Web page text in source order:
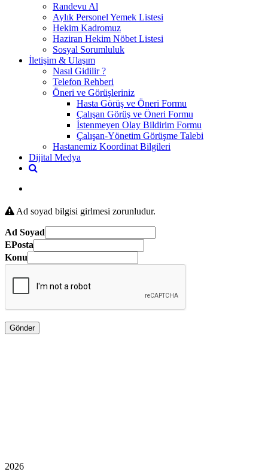
Randevu Al
Aylık Personel Yemek Listesi
Hekim Kadromuz
Haziran Hekim Nöbet Listesi
Sosyal Sorumluluk
İletişim & Ulaşım
Nasıl Gidilir ?
Telefon Rehberi
Öneri ve Görüşleriniz
Hasta Görüş ve Öneri Formu
Çalışan Görüş ve Öneri Formu
İstenmeyen Olay Bildirim Formu
Çalışan-Yönetim Görüşme Talebi
Hastanemiz Koordinat Bilgileri
Dijital Medya
Ad soyad bilgisi girlmesi zorunludur.
Ad Soyad
EPosta
Konu
2026